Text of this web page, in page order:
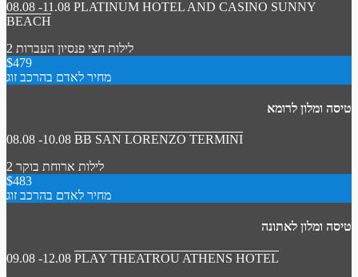
08.08 -11.08 PLATINUM HOTEL AND CASINO SUNNY
BEACH
2 לילות חצי פנסיון העברות
$479
מחיר לאדם בהרכב זוג
טיסה ומלון לרומא
08.08 -10.08 BB SAN LORENZO TERMINI
2 לילות ארוחת בוקר
$483
מחיר לאדם בהרכב זוג
טיסה ומלון לאתונה
09.08 -12.08 PLAY THEATROU ATHENS HOTEL